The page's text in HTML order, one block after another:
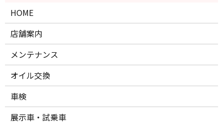
HOME
店舗案内
メンテナンス
オイル交換
車検
展示車・試乗車